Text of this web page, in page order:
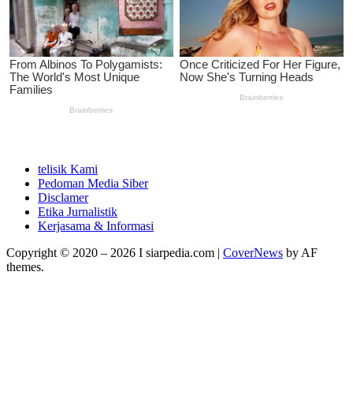
telisik Kami
Pedoman Media Siber
Disclamer
Etika Jurnalistik
Kerjasama & Informasi
Copyright © 2020 – 2026 I siarpedia.com | CoverNews by AF
themes.